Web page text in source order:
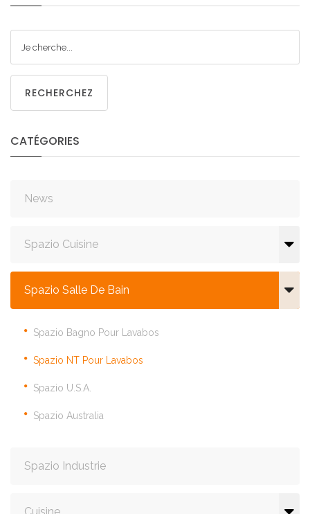
RECHERCHEZ
CATÉGORIES
News
Spazio Cuisine
Spazio Salle De Bain
Spazio Bagno Pour Lavabos
Spazio NT Pour Lavabos
Spazio U.S.A.
Spazio Australia
Spazio Industrie